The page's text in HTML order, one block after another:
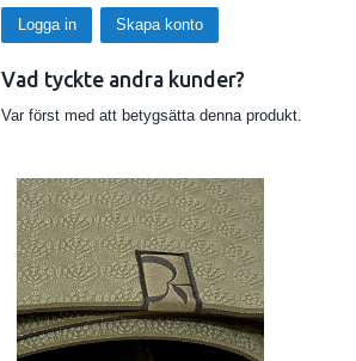
Logga in Skapa konto
Vad tyckte andra kunder?
Var först med att betygsätta denna produkt.